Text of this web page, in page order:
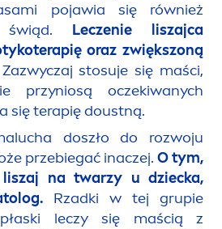
pojawia się również
świąd. Leczenie liszajca
oraz zwiększoną
stosuje się maści,
oczekiwanych
się terapię doustną.
doszło do rozwoju
przebiegać inaczej. O tym,
na twarzy u dziecka,
Rzadki w tej grupie
leczy się maścią z